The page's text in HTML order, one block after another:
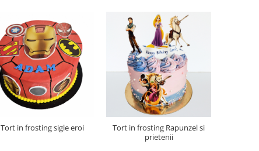
Tort in frosting sigle eroi
Tort in frosting Rapunzel si
prietenii